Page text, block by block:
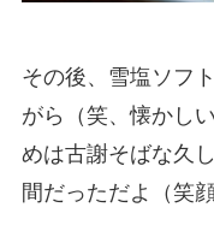
その後、雪塩ソフ
がら（笑、懐かし
めは古謝そばな久
間だっただよ（笑顔